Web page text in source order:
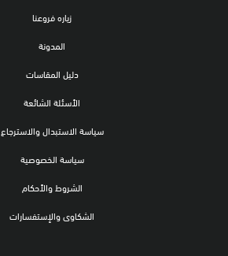
زياره فروعنا
المدونة
دليل المقاسات
الأسئلة الشائعة
سياسة الاستبدال والاسترجاع
سياسة الخصوصية
الشروط والأحكام
الشكاوى والإستفسارات